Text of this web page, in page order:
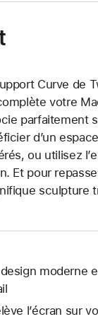
Curve de
votre
parfaitement
d’un
ou utilisez
Et pour
sculpture
moderne
l’écran sur